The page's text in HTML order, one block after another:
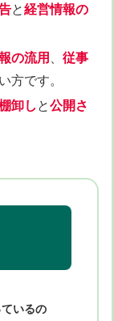
と経営情報の
の流用 、従事
方です。
卸しと公開さ
いるの